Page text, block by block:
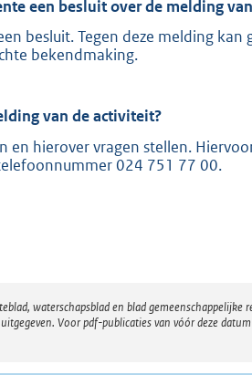
0
een besluit over de melding
besluit. Tegen deze melding
bekendmaking.
van de activiteit?
en hierover vragen stellen.
024 751 77 00.
waterschapsblad en blad
Voor pdf-publicaties van vóór deze